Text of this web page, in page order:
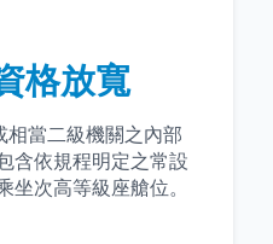
格放寬
相當二級機關之內部
含依規程明定之常設
坐次高等級座艙位。